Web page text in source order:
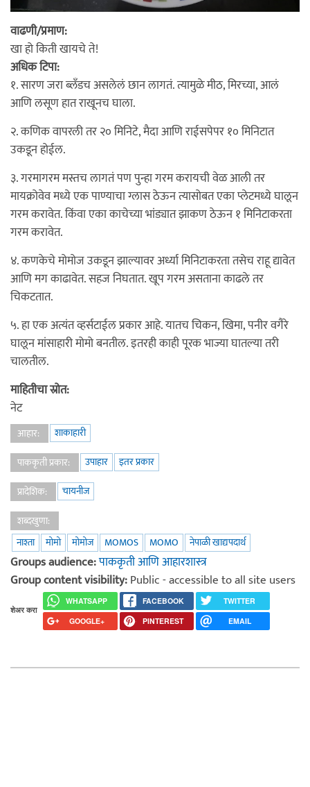
वाढणी/प्रमाण:
खा हो किती खायचे ते!
अधिक टिपा:
१. सारण जरा ब्लँडच असलेलं छान लागतं. त्यामुळे मीठ, मिरच्या, आलं
आणि लसूण हात राखूनच घाला.
२. कणिक वापरली तर २० मिनिटे, मैदा आणि राईसपेपर १० मिनिटात
उकडून होईल.
३. गरमागरम मस्तच लागतं पण पुन्हा गरम करायची वेळ आली तर
मायक्रोवेव मध्ये एक पाण्याचा ग्लास ठेऊन त्यासोबत एका प्लेटमध्ये घालून
गरम करावेत. किंवा एका काचेच्या भांड्यात झाकण ठेऊन १ मिनिटाकरता
गरम करावेत.
४. कणकेचे मोमोज उकडून झाल्यावर अर्ध्या मिनिटाकरता तसेच राहू द्यावेत
आणि मग काढावेत. सहज निघतात. खूप गरम असताना काढले तर
चिकटतात.
५. हा एक अत्यंत व्हर्सटाईल प्रकार आहे. यातच चिकन, खिमा, पनीर वगैरे
घालून मांसाहारी मोमो बनतील. इतरही काही पूरक भाज्या घातल्या तरी
चालतील.
माहितीचा स्रोत:
नेट
आहार:
शाकाहारी
पाककृती प्रकार:
उपाहार
इतर प्रकार
प्रादेशिक:
चायनीज
शब्दखुणा:
नाश्ता
मोमो मोमोज MOMOS MOMO नेपाळी खाद्यपदार्थ
Groups audience:पाककृती आणि आहारशास्त्र
Group content visibility:Public - accessible to all site users
शेअर करा
WHATSAPP FACEBOOK
TWITTER
GOOGLE+
PINTEREST EMAIL